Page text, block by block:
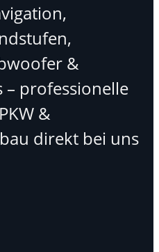
&
– professionelle
&
direkt bei uns